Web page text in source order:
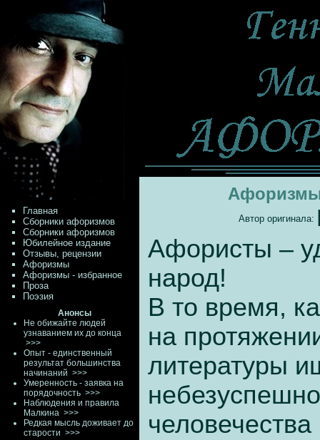
Главная
Сборники афоризмов
Сборники афоризмов
Юбилейное издание
Отзывы, рецензии
Афоризмы
Афоризмы - избранное
Проза
Поэзия
Анонсы
Не обижайте людей
узнаванием их до конца
>>>
Опыт - единственный
результат большинства
начинаний >>>
Умеренность - заявка на
порядочность >>>
Наблюдения и правила
Малкина >>>
Редкая мысль доживает до
старости >>>
Автор оригинала:
Афористы –
народ!
В то время,
на
литературы